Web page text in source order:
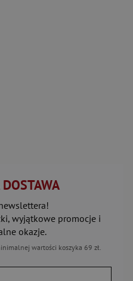
wyjątkowe promocje i
okazje.
wartości koszyka 69 zł.